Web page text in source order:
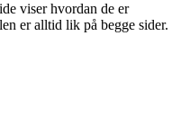
viser hvordan de er
er alltid lik på begge sider.